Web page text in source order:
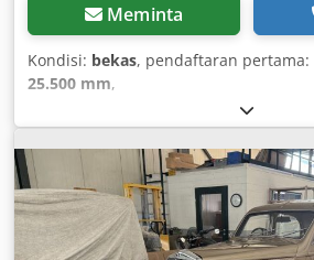
Meminta
Kondisi: bekas, pendaftaran pertama:
25.500 mm,